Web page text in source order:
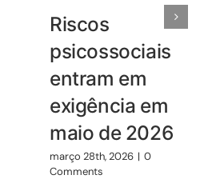
Riscos
psicossociais
entram em
exigência em
maio de 2026
março 28th, 2026 | 0
Comments